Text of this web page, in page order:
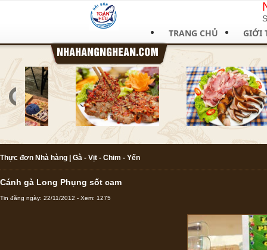
TRANG CHỦ GIỚI
Thực đơn Nhà hàng Gà - Vịt - Chim - Yến
Cánh gà Long Phụng sốt cam
Tin đăng ngày: 22/11/2012 - Xem: 1275